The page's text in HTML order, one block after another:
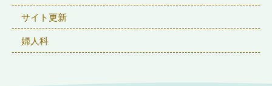
サイト更新
婦人科